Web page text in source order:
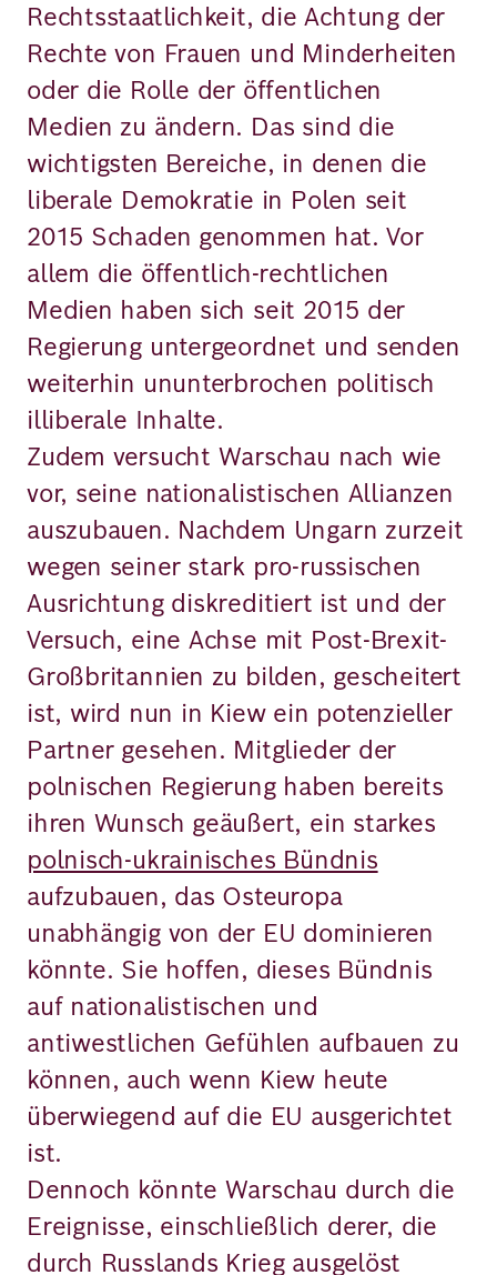
Rechtsstaatlichkeit, die Achtung der
Rechte von Frauen und Minderheiten
oder die Rolle der öffentlichen
Medien zu ändern. Das sind die
wichtigsten Bereiche, in denen die
liberale Demokratie in Polen seit
2015 Schaden genommen hat. Vor
allem die öffentlich-rechtlichen
Medien haben sich seit 2015 der
Regierung untergeordnet und senden
weiterhin ununterbrochen politisch
illiberale Inhalte.
Zudem versucht Warschau nach wie
vor, seine nationalistischen Allianzen
auszubauen. Nachdem Ungarn zurzeit
wegen seiner stark pro-russischen
Ausrichtung diskreditiert ist und der
Versuch, eine Achse mit Post-Brexit-
Großbritannien zu bilden, gescheitert
ist, wird nun in Kiew ein potenzieller
Partner gesehen. Mitglieder der
polnischen Regierung haben bereits
ihren Wunsch geäußert, ein starkes
polnisch-ukrainisches Bündnis
aufzubauen, das Osteuropa
unabhängig von der EU dominieren
könnte. Sie hoffen, dieses Bündnis
auf nationalistischen und
antiwestlichen Gefühlen aufbauen zu
können, auch wenn Kiew heute
überwiegend auf die EU ausgerichtet
ist.
Dennoch könnte Warschau durch die
Ereignisse, einschließlich derer, die
durch Russlands Krieg ausgelöst